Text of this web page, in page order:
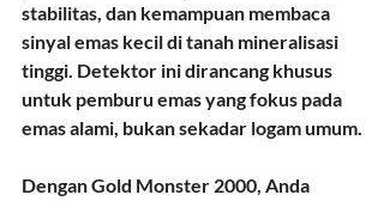
stabilitas, dan kemampuan membaca
sinyal emas kecil di tanah mineralisasi
tinggi. Detektor ini dirancang khusus
untuk pemburu emas yang fokus pada
emas alami, bukan sekadar logam umum.
Dengan Gold Monster 2000, Anda